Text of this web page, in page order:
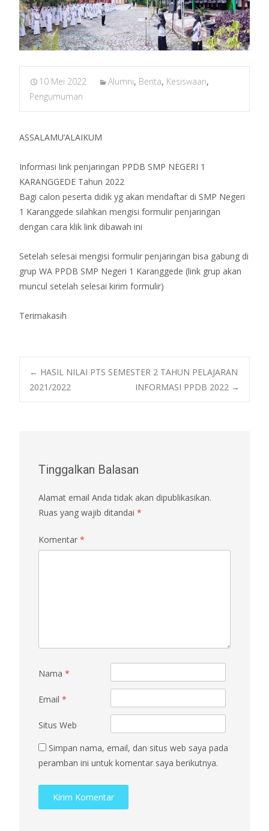
10 Mei 2022 Alumni, Berita, Kesiswaan,
Pengumuman
ASSALAMU’ALAIKUM
Informasi link penjaringan PPDB SMP NEGERI 1
KARANGGEDE Tahun 2022
Bagi calon peserta didik yg akan mendaftar di SMP Negeri
1 Karanggede silahkan mengisi formulir penjaringan
dengan cara klik link dibawah ini
Setelah selesai mengisi formulir penjaringan bisa gabung di
grup WA PPDB SMP Negeri 1 Karanggede (link grup akan
muncul setelah selesai kirim formulir)
Terimakasih
Post
← HASIL NILAI PTS SEMESTER 2 TAHUN PELAJARAN
2021/2022
INFORMASI PPDB 2022 →
Tinggalkan Balasan
Alamat email Anda tidak akan dipublikasikan.
Ruas yang wajib ditandai *
Komentar *
Nama *
Email *
Situs Web
Simpan nama, email, dan situs web saya pada
peramban ini untuk komentar saya berikutnya.